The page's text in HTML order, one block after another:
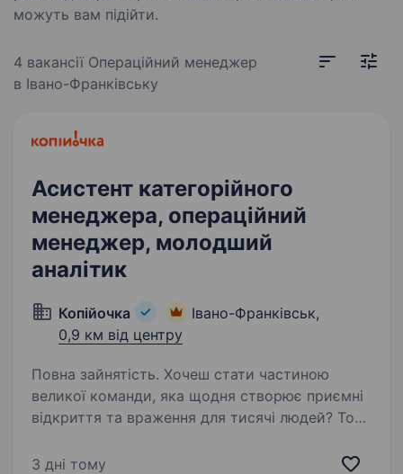
можуть вам підійти.
4 вакансії Операційний менеджер
в Івано-Франківську
Асистент категорійного
менеджера, операційний
менеджер, молодший
аналітик
Копійочка
Івано-Франківськ,
0,9 км від центру
Повна зайнятість. Хочеш стати частиною
великої команди, яка щодня створює приємні
відкриття та враження для тисячі людей? Тоді
та дивуй разом з нами! Про нас у цифрах: 14
3 дні тому